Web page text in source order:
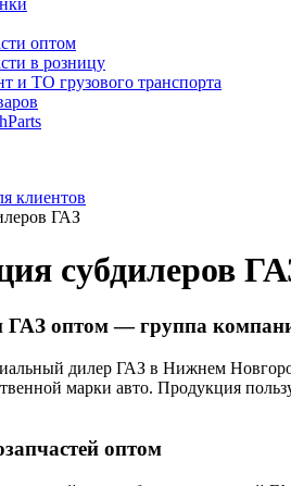
оптом
в розницу
и ТО грузового транспорта
клиентов
ГАЗ
субдилеров
ГАЗ оптом — группа
дилер ГАЗ в Нижнем
марки авто. Продукция
оптом